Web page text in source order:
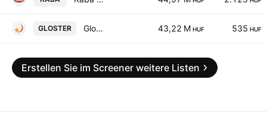
GLOSTER Gloster Digital Group 43,22 M HUF 535 HUF
Erstellen Sie im Screener weitere Listen